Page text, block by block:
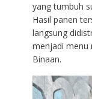
yang tumbuh
Hasil panen
langsung
menjadi menu
Binaan.